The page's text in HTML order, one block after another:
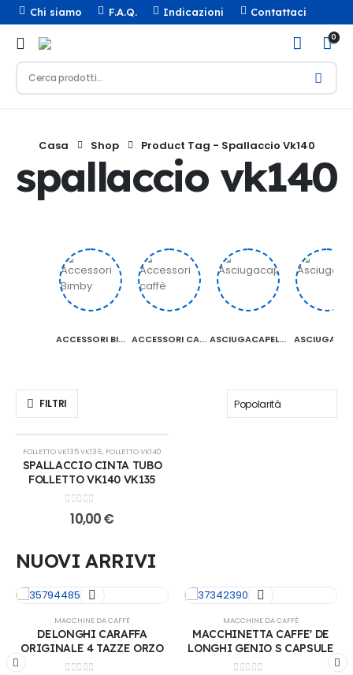
Chi siamo F.A.Q. Indicazioni Contattaci
0
Casa Shop Product Tag - Spallaccio Vk140
spallaccio vk140
ACCESSORI BI... ACCESSORI CA... ASCIUGACAPEL...
FILTRI
FOLLETTO VK135 VK136, FOLLETTO VK140
SPALLACCIO CINTA TUBO
FOLLETTO VK140 VK135
Su 5
10,00€
NUOVI ARRIVI
MACCHINE DA CAFFÈ
DELONGHI CARAFFA
ORIGINALE 4 TAZZE ORZO
MACCHINE DA CAFFÈ
MACCHINETTA CAFFE' DE
LONGHI GENIO S CAPSULE